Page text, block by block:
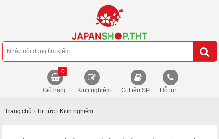
Giỏ hàng
0
Kinh nghiệm G.thiệu SP Hỗ trợ
Trang chủ › Tin tức › Kinh nghiệm